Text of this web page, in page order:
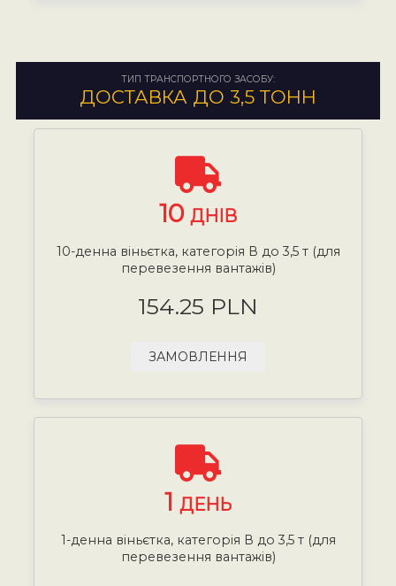
ТИП ТРАНСПОРТНОГО ЗАСОБУ:
ДОСТАВКА ДО 3,5 ТОНН
10 ДНІВ
10-денна віньєтка, категорія В до 3,5 т (для
перевезення вантажів)
154.25 PLN
ЗАМОВЛЕННЯ
1 ДЕНЬ
1-денна віньєтка, категорія В до 3,5 т (для
перевезення вантажів)